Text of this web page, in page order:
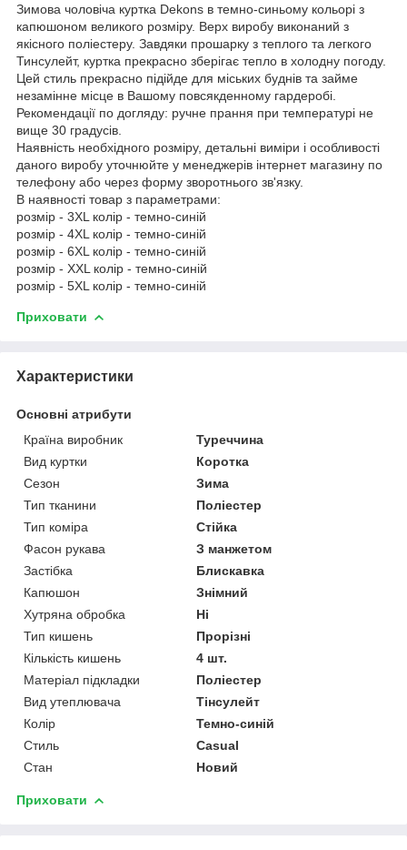
Зимова чоловіча куртка Dekons в темно-синьому кольорі з
капюшоном великого розміру. Верх виробу виконаний з
якісного поліестеру. Завдяки прошарку з теплого та легкого
Тинсулейт, куртка прекрасно зберігає тепло в холодну погоду.
Цей стиль прекрасно підійде для міських буднів та займе
незамінне місце в Вашому повсякденному гардеробі.
Рекомендації по догляду: ручне прання при температурі не
вище 30 градусів.
Наявність необхідного розміру, детальні виміри і особливості
даного виробу уточнюйте у менеджерів інтернет магазину по
телефону або через форму зворотнього зв'язку.
В наявності товар з параметрами:
розмір - 3XL колір - темно-синій
розмір - 4XL колір - темно-синій
розмір - 6XL колір - темно-синій
розмір - XXL колір - темно-синій
розмір - 5XL колір - темно-синій
Приховати
Характеристики
Основні атрибути
Країна виробник
Туреччина
Вид куртки
Коротка
Сезон
Зима
Тип тканини
Поліестер
Тип коміра
Стійка
Фасон рукава
З манжетом
Застібка
Блискавка
Капюшон
Знімний
Хутряна обробка
Ні
Тип кишень
Прорізні
Кількість кишень
4 шт.
Матеріал підкладки
Поліестер
Вид утеплювача
Тінсулейт
Колір
Темно-синій
Стиль
Casual
Стан
Новий
Приховати